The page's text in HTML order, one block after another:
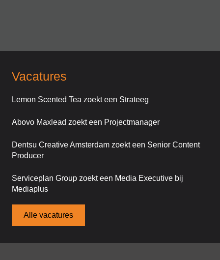
Vacatures
Lemon Scented Tea zoekt een Strateeg
Abovo Maxlead zoekt een Projectmanager
Dentsu Creative Amsterdam zoekt een Senior Content
Producer
Serviceplan Group zoekt een Media Executive bij
Mediaplus
Alle vacatures